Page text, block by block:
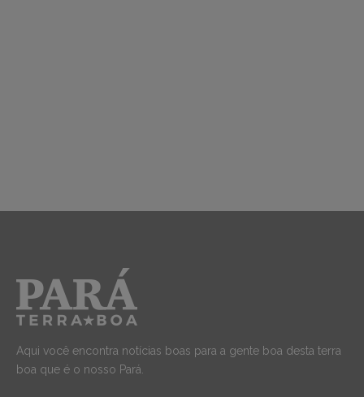
Aqui você encontra notícias boas para a gente boa desta terra
boa que é o nosso Pará.